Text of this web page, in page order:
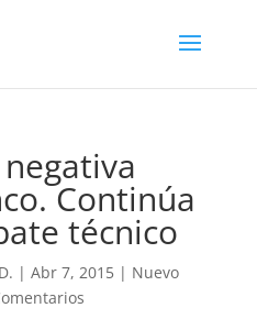
Continúa
técnico
| Abr 7, 2015| Nuevo